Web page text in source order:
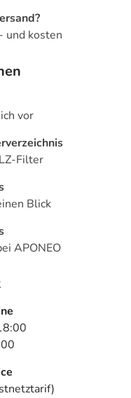
und kosten
vor
Filter
Blick
APONEO